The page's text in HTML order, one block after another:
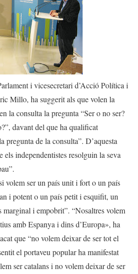
i vicesecretari d’Acció Política i
Millo, ha suggerit als que volen la
la consulta la pregunta “Ser o no ser?
davant del que ha qualificat
pregunta de la consulta”. D’aquesta
els independentistes resolguin la seva
volem ser un país unit i fort o un país
i potent o un país petit i esquifit, un
i empobrit”. “Nosaltres volem
amb Espanya i dins d’Europa», ha
que “no volem deixar de ser tot el
el portaveu popular ha manifestat
ser catalans i no volem deixar de ser